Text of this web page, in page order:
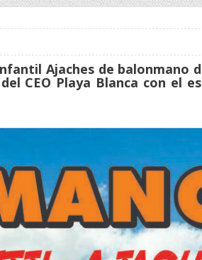
Ajaches de balonmano
CEO Playa Blanca con el